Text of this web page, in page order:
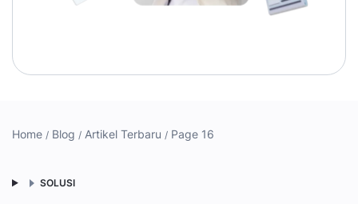
Home Blog Artikel Terbaru Page 16
SOLUSI